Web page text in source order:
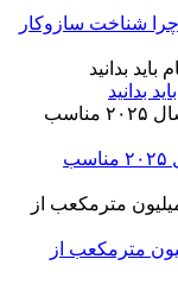
شناخت سازوکار
بدانید
آیا دوج‌کوین برای سرمایه‌گذاری در سال ۲۰۲۵ مناسب
مترمکعب از